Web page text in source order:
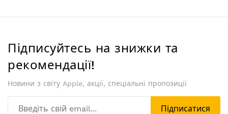
Підписуйтесь на знижки та
рекомендації!
Новини з світу Apple, акції, спеціальні пропозиції
Підписатися